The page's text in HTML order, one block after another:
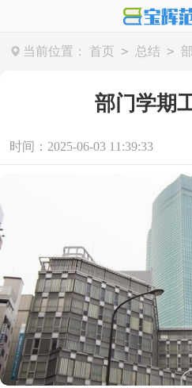
当前位置： 首页 > 总结 >
部门学期
时间：2025-06-03 11:39:33